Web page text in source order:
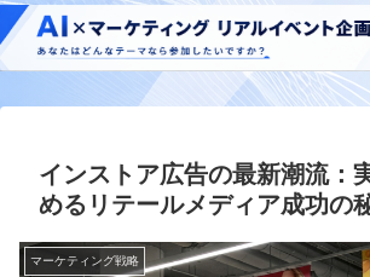
インストア広告の最新潮流：
めるリテールメディア成功の
マーケティング戦略